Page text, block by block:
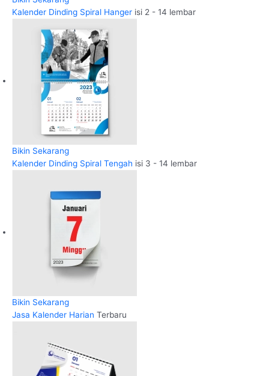
Kalender Dinding Spiral Hanger isi 2 - 14 lembar
Bikin Sekarang
Kalender Dinding Spiral Tengah isi 3 - 14 lembar
Bikin Sekarang
Jasa Kalender Harian Terbaru